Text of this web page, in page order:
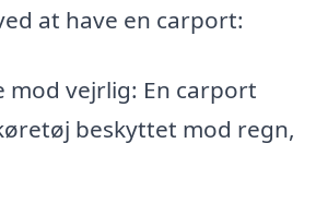
at have en carport:
mod vejrlig: En carport
beskyttet mod regn,